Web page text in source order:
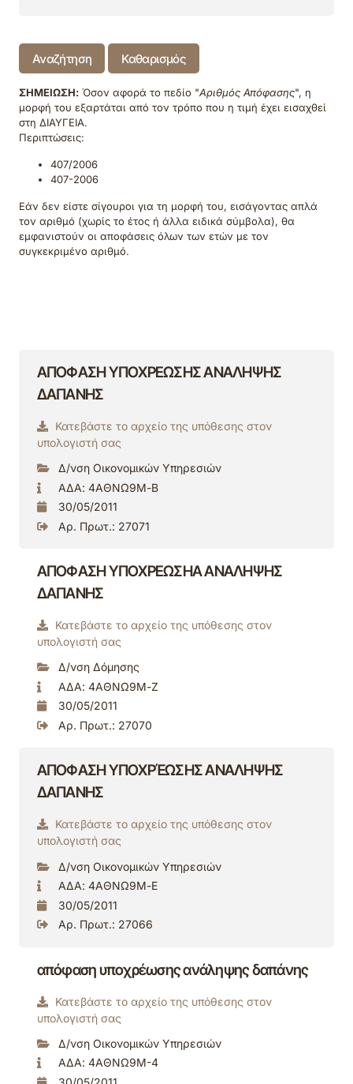
Αναζήτηση Καθαρισμός
ΣΗΜΕΙΩΣΗ: Όσον αφορά το πεδίο "Αριθμός Απόφασης", η
μορφή του εξαρτάται από τον τρόπο που η τιμή έχει εισαχθεί
στη ΔΙΑΥΓΕΙΑ.
Περιπτώσεις:
407/2006
407-2006
Εάν δεν είστε σίγουροι για τη μορφή του, εισάγοντας απλά
τον αριθμό (χωρίς το έτος ή άλλα ειδικά σύμβολα), θα
εμφανιστούν οι αποφάσεις όλων των ετών με τον
συγκεκριμένο αριθμό.
ΑΠΟΦΑΣΗ ΥΠΟΧΡΕΩΣΗΣ ΑΝΑΛΗΨΗΣ
ΔΑΠΑΝΗΣ
Κατεβάστε το αρχείο της υπόθεσης στον
υπολογιστή σας
Δ/νση Οικονομικών Υπηρεσιών
ΑΔΑ: 4ΑΘΝΩ9Μ-Β
30/05/2011
Αρ. Πρωτ.: 27071
ΑΠΟΦΑΣΗ ΥΠΟΧΡΕΩΣΗΑ ΑΝΑΛΗΨΗΣ
ΔΑΠΑΝΗΣ
Κατεβάστε το αρχείο της υπόθεσης στον
υπολογιστή σας
Δ/νση Δόμησης
ΑΔΑ: 4ΑΘΝΩ9Μ-Ζ
30/05/2011
Αρ. Πρωτ.: 27070
ΑΠΟΦΑΣΗ ΥΠΟΧΡΈΩΣΗΣ ΑΝΑΛΗΨΗΣ
ΔΑΠΑΝΗΣ
Κατεβάστε το αρχείο της υπόθεσης στον
υπολογιστή σας
Δ/νση Οικονομικών Υπηρεσιών
ΑΔΑ: 4ΑΘΝΩ9Μ-Ε
30/05/2011
Αρ. Πρωτ.: 27066
απόφαση υποχρέωσης ανάληψης δαπάνης
Κατεβάστε το αρχείο της υπόθεσης στον
υπολογιστή σας
Δ/νση Οικονομικών Υπηρεσιών
ΑΔΑ: 4ΑΘΝΩ9Μ-4